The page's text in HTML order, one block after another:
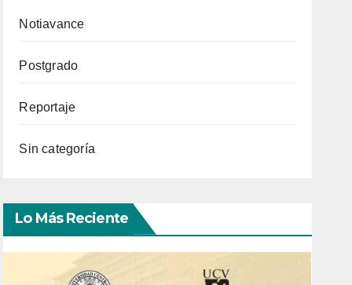
Notiavance
Postgrado
Reportaje
Sin categoría
Lo Más Reciente